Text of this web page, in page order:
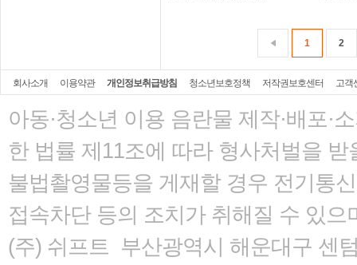
1 2
회사소개 이용약관 개인정보취급방침 청소년보호정책 저작권보호센터 고객
아동·청소년 이용 음란물 제작·배포·
한 법률 제11조에 따라 형사처벌을 받
불법촬영물등을 게재할 경우 전기통
접속차단 등의 조치가 취해질 수 있으
(주) 쉬프트 부산광역시 해운대구 센